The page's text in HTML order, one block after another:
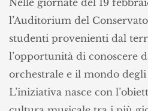
2026
l’Auditorium del
studenti provenienti dal
l’opportunità di conoscere
orchestrale e il mondo
L’iniziativa nasce con